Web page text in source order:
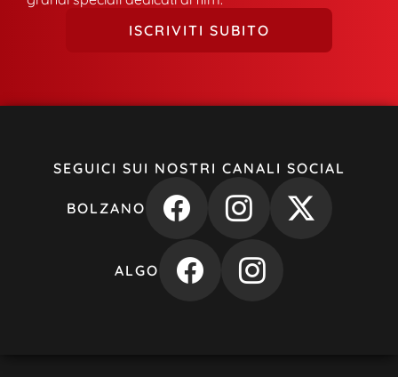
ISCRIVITI SUBITO
SEGUICI SUI NOSTRI CANALI SOCIAL
BOLZANO
ALGO